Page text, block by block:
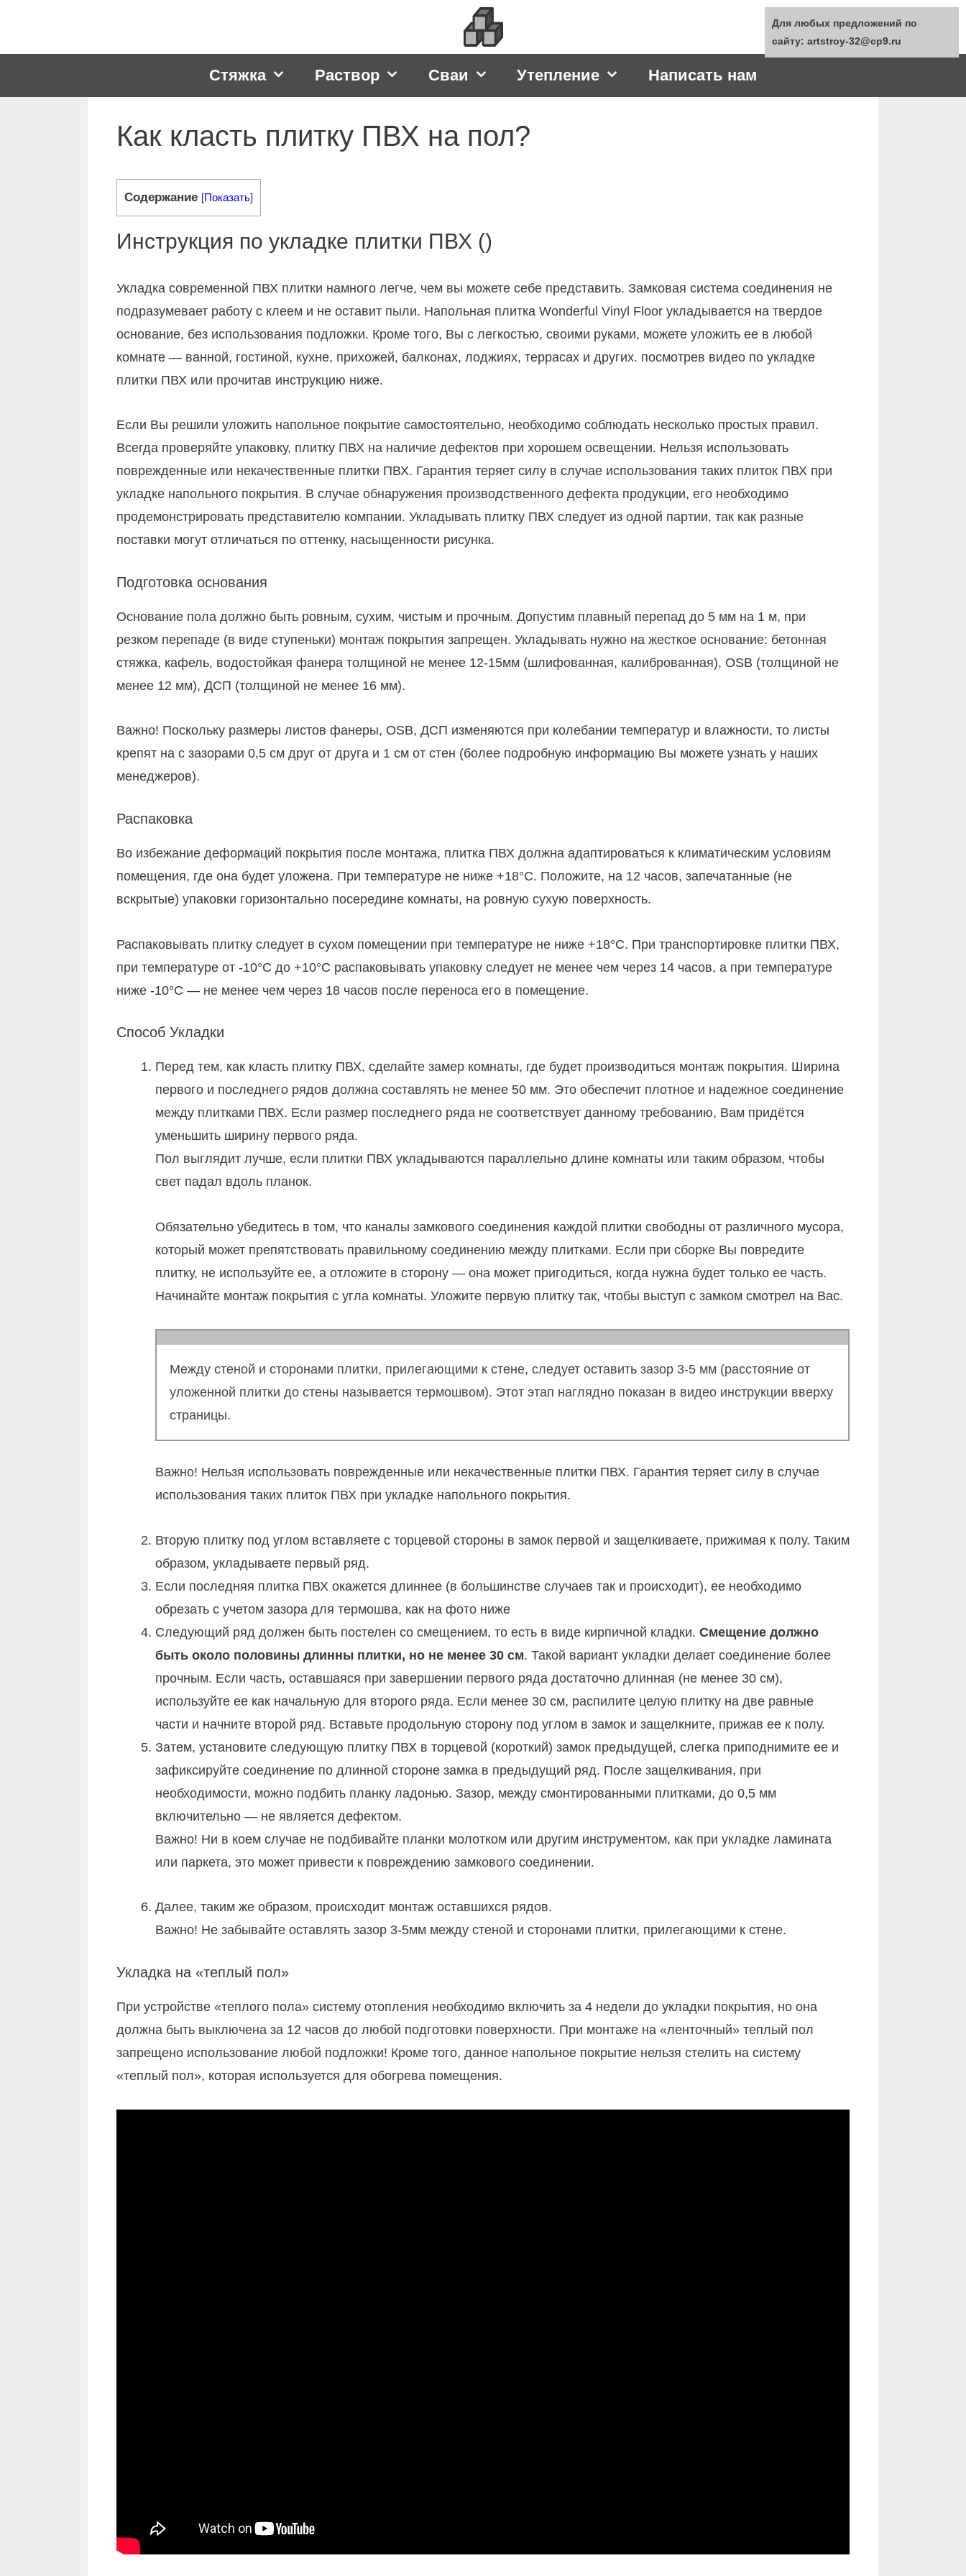
содержимому
Стяжка Раствор Сваи Утепление Написать нам
Как класть плитку ПВХ на пол?
Содержание [Показать]
Инструкция по укладке плитки ПВХ ()
Укладка современной ПВХ плитки намного легче, чем вы можете себе представить. Замковая система соединения не
подразумевает работу с клеем и не оставит пыли. Напольная плитка Wonderful Vinyl Floor укладывается на твердое
основание, без использования подложки. Кроме того, Вы с легкостью, своими руками, можете уложить ее в любой
комнате — ванной, гостиной, кухне, прихожей, балконах, лоджиях, террасах и других. посмотрев видео по укладке
плитки ПВХ или прочитав инструкцию ниже.
Если Вы решили уложить напольное покрытие самостоятельно, необходимо соблюдать несколько простых правил.
Всегда проверяйте упаковку, плитку ПВХ на наличие дефектов при хорошем освещении. Нельзя использовать
поврежденные или некачественные плитки ПВХ. Гарантия теряет силу в случае использования таких плиток ПВХ при
укладке напольного покрытия. В случае обнаружения производственного дефекта продукции, его необходимо
продемонстрировать представителю компании. Укладывать плитку ПВХ следует из одной партии, так как разные
поставки могут отличаться по оттенку, насыщенности рисунка.
Подготовка основания
Основание пола должно быть ровным, сухим, чистым и прочным. Допустим плавный перепад до 5 мм на 1 м, при
резком перепаде (в виде ступеньки) монтаж покрытия запрещен. Укладывать нужно на жесткое основание: бетонная
стяжка, кафель, водостойкая фанера толщиной не менее 12-15мм (шлифованная, калиброванная), OSB (толщиной не
менее 12 мм), ДСП (толщиной не менее 16 мм).
Важно! Поскольку размеры листов фанеры, OSB, ДСП изменяются при колебании температур и влажности, то листы
крепят на с зазорами 0,5 см друг от друга и 1 см от стен (более подробную информацию Вы можете узнать у наших
менеджеров).
Распаковка
Во избежание деформаций покрытия после монтажа, плитка ПВХ должна адаптироваться к климатическим условиям
помещения, где она будет уложена. При температуре не ниже +18°С. Положите, на 12 часов, запечатанные (не
вскрытые) упаковки горизонтально посередине комнаты, на ровную сухую поверхность.
Распаковывать плитку следует в сухом помещении при температуре не ниже +18°С. При транспортировке плитки ПВХ,
при температуре от -10°С до +10°С распаковывать упаковку следует не менее чем через 14 часов, а при температуре
ниже -10°С — не менее чем через 18 часов после переноса его в помещение.
Способ Укладки
Перед тем, как класть плитку ПВХ, сделайте замер комнаты, где будет производиться монтаж покрытия. Ширина
первого и последнего рядов должна составлять не менее 50 мм. Это обеспечит плотное и надежное соединение
между плитками ПВХ. Если размер последнего ряда не соответствует данному требованию, Вам придётся
уменьшить ширину первого ряда.
Пол выглядит лучше, если плитки ПВХ укладываются параллельно длине комнаты или таким образом, чтобы
свет падал вдоль планок.
Обязательно убедитесь в том, что каналы замкового соединения каждой плитки свободны от различного мусора,
который может препятствовать правильному соединению между плитками. Если при сборке Вы повредите
плитку, не используйте ее, а отложите в сторону — она может пригодиться, когда нужна будет только ее часть.
Начинайте монтаж покрытия с угла комнаты. Уложите первую плитку так, чтобы выступ с замком смотрел на Вас.
Между стеной и сторонами плитки, прилегающими к стене, следует оставить зазор 3-5 мм (расстояние от
уложенной плитки до стены называется термошвом). Этот этап наглядно показан в видео инструкции вверху
страницы.
Важно! Нельзя использовать поврежденные или некачественные плитки ПВХ. Гарантия теряет силу в случае
использования таких плиток ПВХ при укладке напольного покрытия.
Вторую плитку под углом вставляете с торцевой стороны в замок первой и защелкиваете, прижимая к полу. Таким
образом, укладываете первый ряд.
Если последняя плитка ПВХ окажется длиннее (в большинстве случаев так и происходит), ее необходимо
обрезать с учетом зазора для термошва, как на фото ниже
Следующий ряд должен быть постелен со смещением, то есть в виде кирпичной кладки. Смещение должно
быть около половины длинны плитки, но не менее 30 см. Такой вариант укладки делает соединение более
прочным. Если часть, оставшаяся при завершении первого ряда достаточно длинная (не менее 30 см),
используйте ее как начальную для второго ряда. Если менее 30 см, распилите целую плитку на две равные
части и начните второй ряд. Вставьте продольную сторону под углом в замок и защелкните, прижав ее к полу.
Затем, установите следующую плитку ПВХ в торцевой (короткий) замок предыдущей, слегка приподнимите ее и
зафиксируйте соединение по длинной стороне замка в предыдущий ряд. После защелкивания, при
необходимости, можно подбить планку ладонью. Зазор, между смонтированными плитками, до 0,5 мм
включительно — не является дефектом.
Важно! Ни в коем случае не подбивайте планки молотком или другим инструментом, как при укладке ламината
или паркета, это может привести к повреждению замкового соединении.
Далее, таким же образом, происходит монтаж оставшихся рядов.
Важно! Не забывайте оставлять зазор 3-5мм между стеной и сторонами плитки, прилегающими к стене.
Укладка на «теплый пол»
При устройстве «теплого пола» систему отопления необходимо включить за 4 недели до укладки покрытия, но она
должна быть выключена за 12 часов до любой подготовки поверхности. При монтаже на «ленточный» теплый пол
запрещено использование любой подложки! Кроме того, данное напольное покрытие нельзя стелить на систему
«теплый пол», которая используется для обогрева помещения.
Для любых предложений по
сайту: artstroy-32@cp9.ru